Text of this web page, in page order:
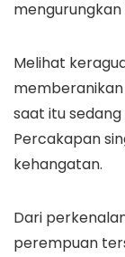
mengurungkan
Melihat
saat itu
Percakapan
kehangatan.
Dari
perempuan